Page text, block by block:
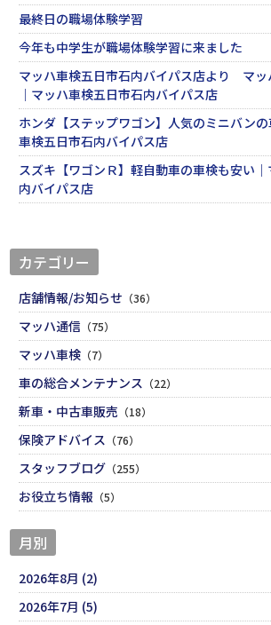
最終日の職場体験学習
今年も中学生が職場体験学習に来ました
マッハ車検五日市石内バイパス店より マッ
｜マッハ車検五日市石内バイパス店
ホンダ【ステップワゴン】人気のミニバン
車検五日市石内バイパス店
スズキ【ワゴンＲ】軽自動車の車検も安い
内バイパス店
カテゴリー
店舗情報/お知らせ （36）
マッハ通信 （75）
マッハ車検 （7）
車の総合メンテナンス （22）
新車・中古車販売 （18）
保険アドバイス （76）
スタッフブログ （255）
お役立ち情報 （5）
月別
2026年8月 (2)
2026年7月 (5)